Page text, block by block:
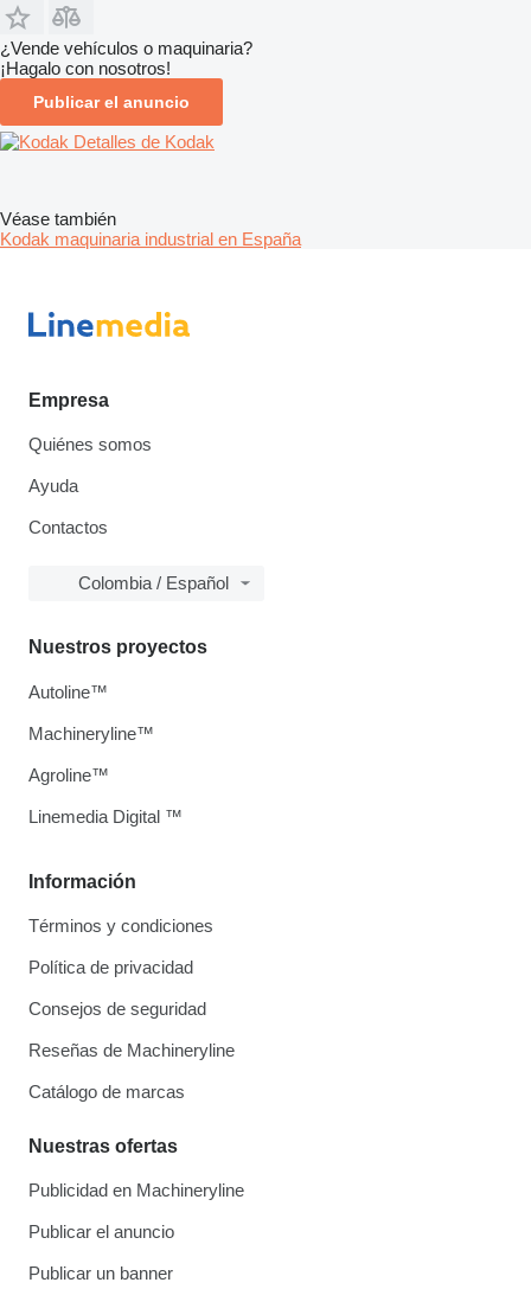
¿Vende vehículos o maquinaria?
¡Hagalo con nosotros!
Publicar el anuncio
Detalles de Kodak
Véase también
Kodak maquinaria industrial en España
Empresa
Quiénes somos
Ayuda
Contactos
Colombia / Español
Información
Términos y condiciones
Política de privacidad
Consejos de seguridad
Reseñas de Machineryline
Catálogo de marcas
Nuestras ofertas
Publicidad en Machineryline
Publicar el anuncio
Publicar un banner
Nuestros proyectos
Autoline™
Machineryline™
Agroline™
Linemedia Digital ™